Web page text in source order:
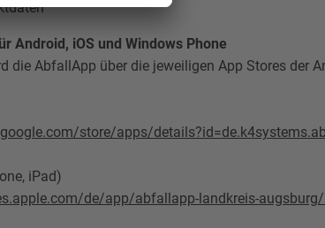
Android, iOS und Windows Phone
die AbfallApp über die jeweiligen App Stores der
store/apps/
iPad)
de/app/abfallapp-landkreis-